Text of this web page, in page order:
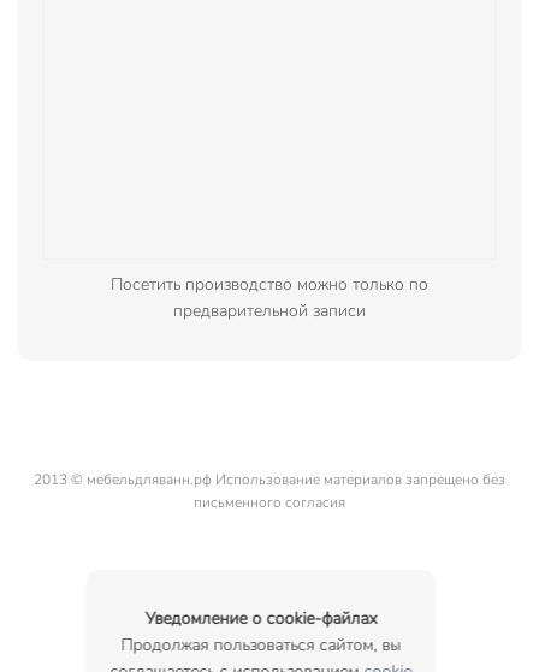
Посетить производство можно только по
предварительной записи
2013 © мебельдляванн.рф Использование материалов запрещено без
письменного согласия
Уведомление о cookie-файлах
Продолжая пользоваться сайтом, вы